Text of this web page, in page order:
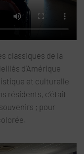
classiques de la
d’Amérique
et culturelle
résidents, c’était
; pour